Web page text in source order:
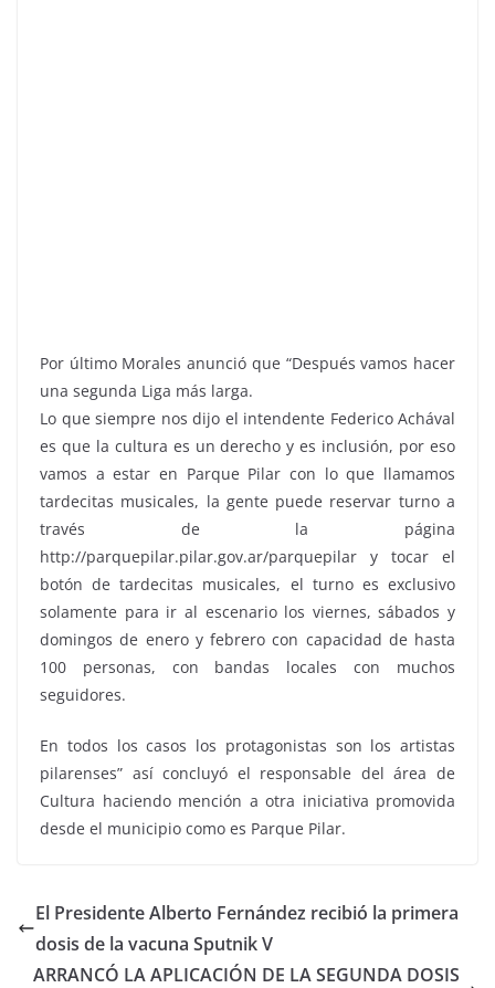
Por último Morales anunció que “Después vamos hacer
una segunda Liga más larga.
Lo que siempre nos dijo el intendente Federico Achával
es que la cultura es un derecho y es inclusión, por eso
vamos a estar en Parque Pilar con lo que llamamos
tardecitas musicales, la gente puede reservar turno a
través de la página
http://parquepilar.pilar.gov.ar/parquepilar y tocar el
botón de tardecitas musicales, el turno es exclusivo
solamente para ir al escenario los viernes, sábados y
domingos de enero y febrero con capacidad de hasta
100 personas, con bandas locales con muchos
seguidores.
En todos los casos los protagonistas son los artistas
pilarenses” así concluyó el responsable del área de
Cultura haciendo mención a otra iniciativa promovida
desde el municipio como es Parque Pilar.
El Presidente Alberto Fernández recibió la primera
dosis de la vacuna Sputnik V
ARRANCÓ LA APLICACIÓN DE LA SEGUNDA DOSIS